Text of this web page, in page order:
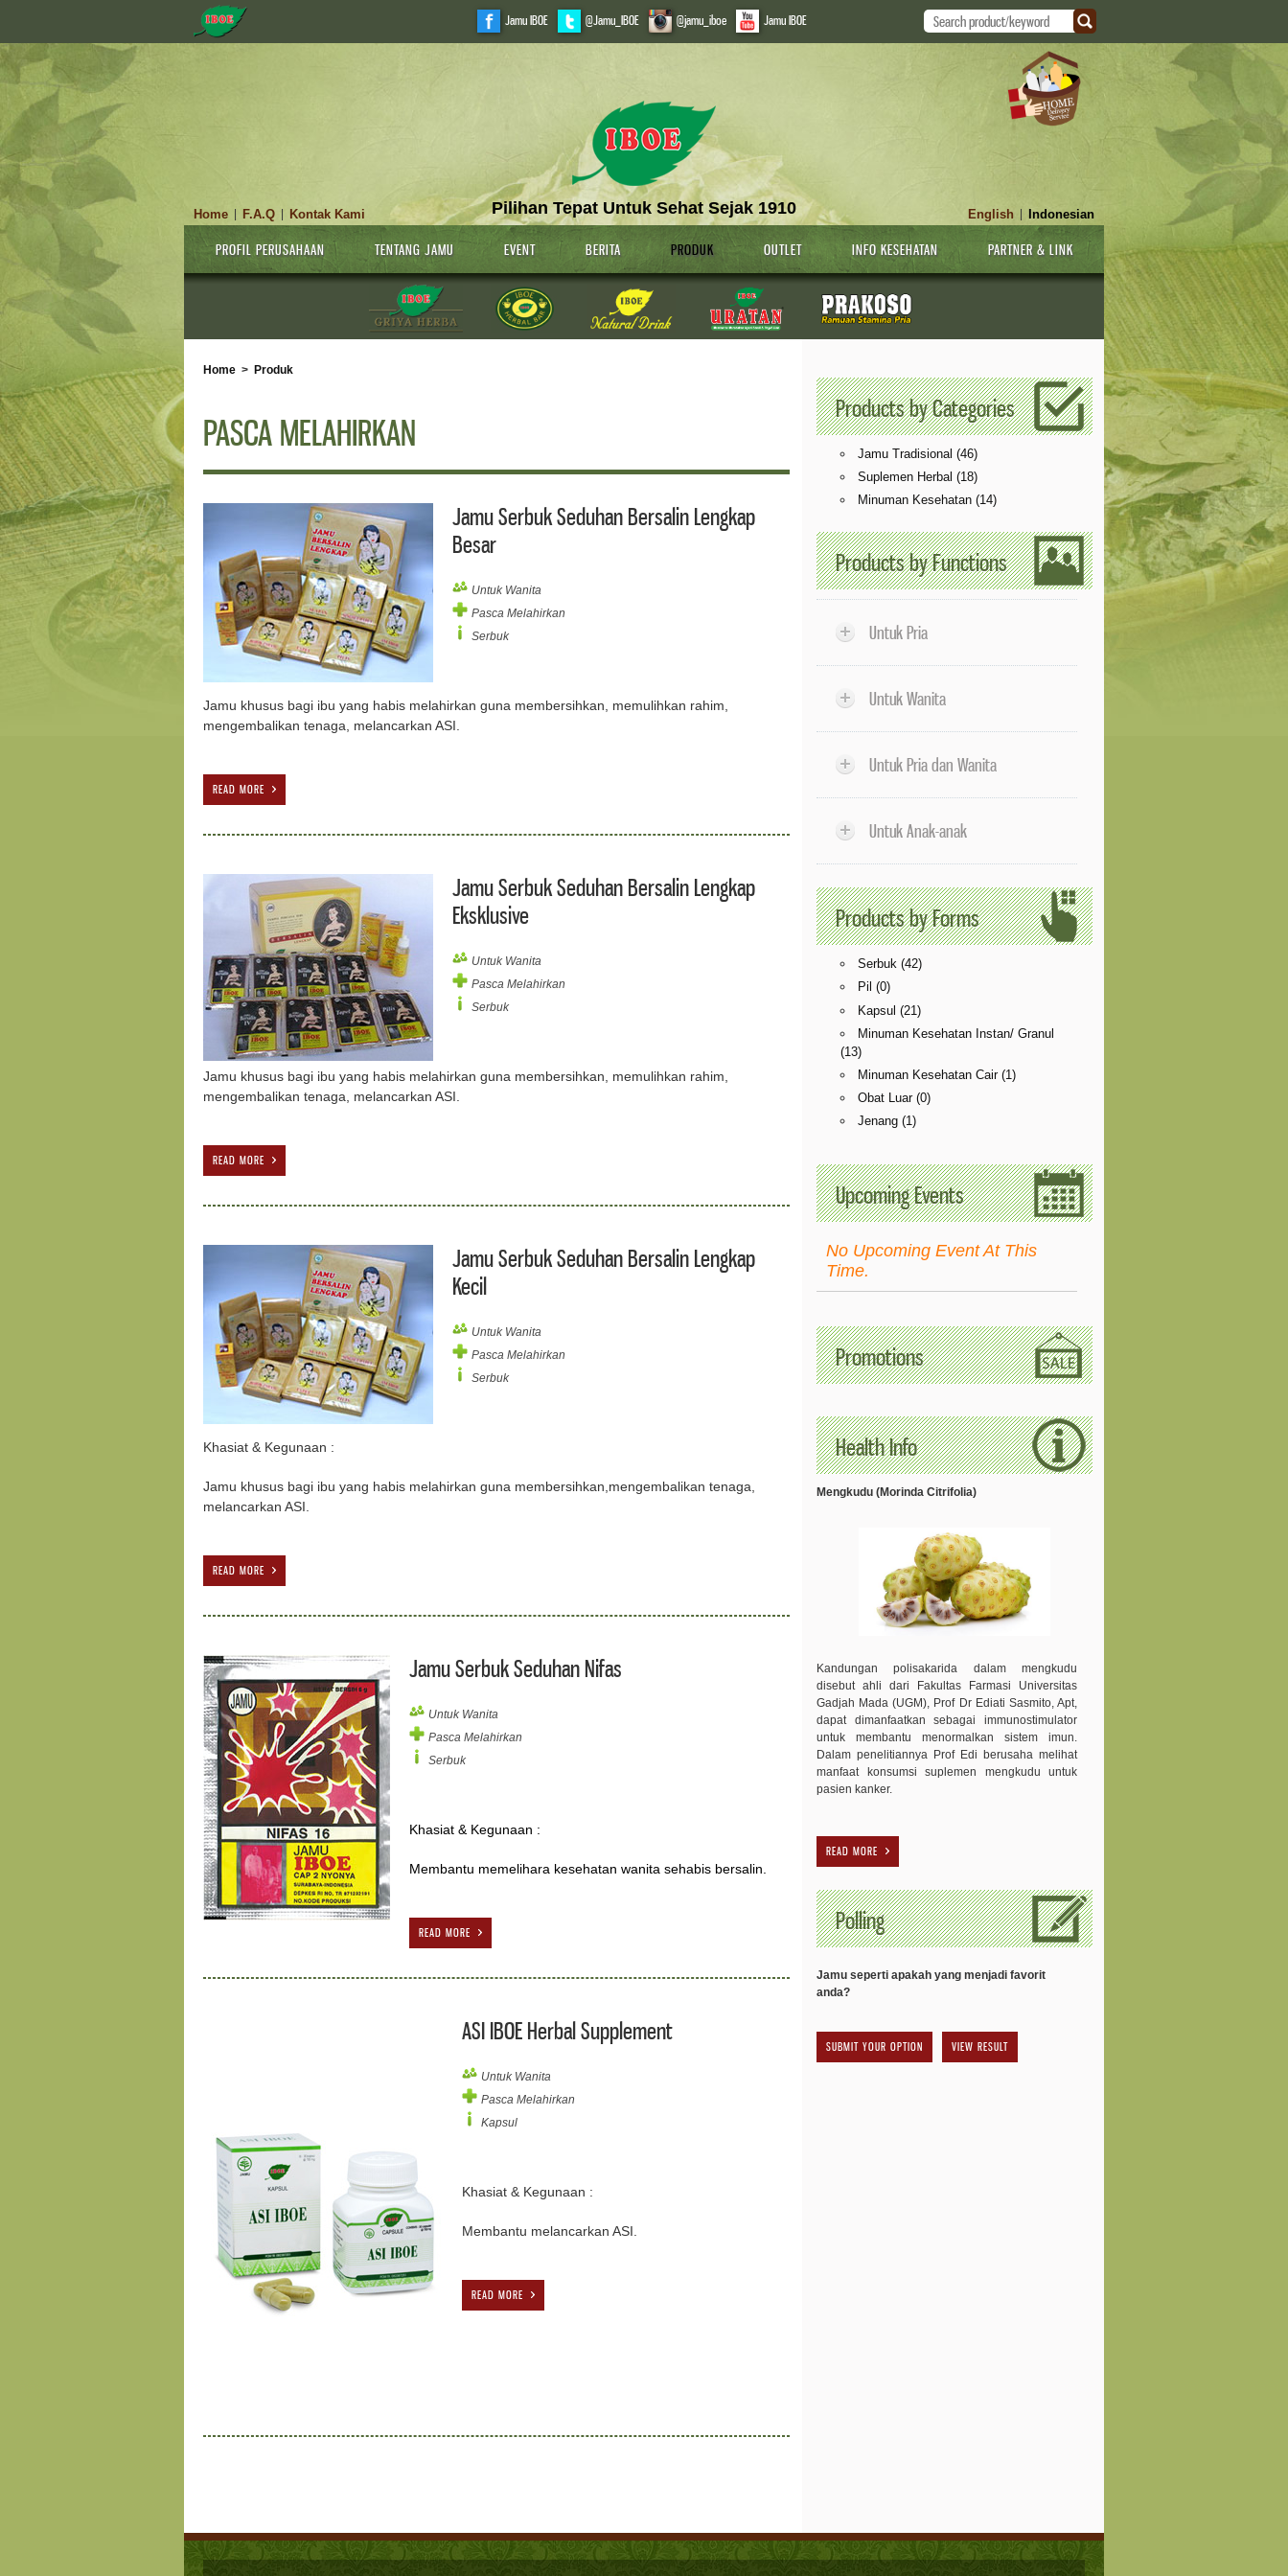
Jamu IBOE @Jamu_IBOE @jamu_iboe Jamu IBOE
Pilihan Tepat Untuk Sehat Sejak 1910
Home F.A.Q Kontak Kami English Indonesian
PROFIL PERUSAHAAN TENTANG JAMU EVENT BERITA PRODUK OUTLET INFO KESEHATAN PARTNER & LINK
Home > Produk
PASCA MELAHIRKAN
Jamu Serbuk Seduhan Bersalin Lengkap
Besar
Untuk Wanita
Pasca Melahirkan
Serbuk
Jamu khusus bagi ibu yang habis melahirkan guna membersihkan, memulihkan rahim,
mengembalikan tenaga, melancarkan ASI.
READ MORE
Jamu Serbuk Seduhan Bersalin Lengkap
Eksklusive
Untuk Wanita
Pasca Melahirkan
Serbuk
Jamu khusus bagi ibu yang habis melahirkan guna membersihkan, memulihkan rahim,
mengembalikan tenaga, melancarkan ASI.
READ MORE
Jamu Serbuk Seduhan Bersalin Lengkap
Kecil
Untuk Wanita
Pasca Melahirkan
Serbuk
Khasiat & Kegunaan :
Jamu khusus bagi ibu yang habis melahirkan guna membersihkan,mengembalikan tenaga,
melancarkan ASI.
READ MORE
Jamu Serbuk Seduhan Nifas
Untuk Wanita
Pasca Melahirkan
Serbuk
Khasiat & Kegunaan :
Membantu memelihara kesehatan wanita sehabis bersalin.
READ MORE
ASI IBOE Herbal Supplement
Untuk Wanita
Pasca Melahirkan
Kapsul
Khasiat & Kegunaan :
Membantu melancarkan ASI.
READ MORE
Products by Categories
Jamu Tradisional (46)
Suplemen Herbal (18)
Minuman Kesehatan (14)
Products by Functions
Untuk Pria
Untuk Wanita
Untuk Pria dan Wanita
Untuk Anak-anak
Products by Forms
Serbuk (42)
Pil (0)
Kapsul (21)
Minuman Kesehatan Instan/ Granul
(13)
Minuman Kesehatan Cair (1)
Obat Luar (0)
Jenang (1)
Upcoming Events
No Upcoming Event At This
Time.
Promotions
Health Info
Mengkudu (Morinda Citrifolia)
Kandungan polisakarida dalam mengkudu
disebut ahli dari Fakultas Farmasi Universitas
Gadjah Mada (UGM), Prof Dr Ediati Sasmito, Apt,
dapat dimanfaatkan sebagai immunostimulator
untuk membantu menormalkan sistem imun.
Dalam penelitiannya Prof Edi berusaha melihat
manfaat konsumsi suplemen mengkudu untuk
pasien kanker.
READ MORE
Polling
Jamu seperti apakah yang menjadi favorit
anda?
VIEW RESULT